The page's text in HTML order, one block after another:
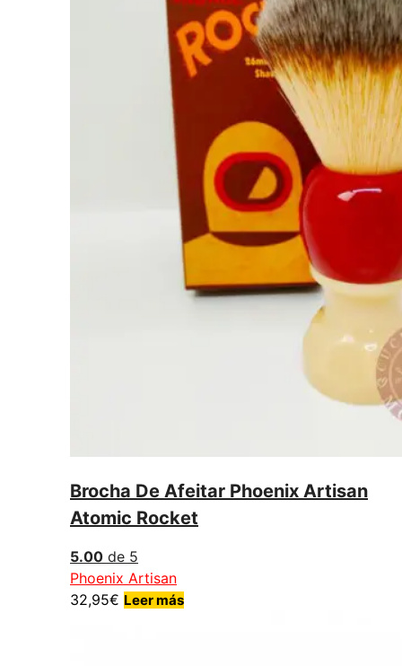
Brocha De Afeitar Phoenix Artisan
Atomic Rocket
5.00 de 5
Phoenix Artisan
32,95€ Leer más